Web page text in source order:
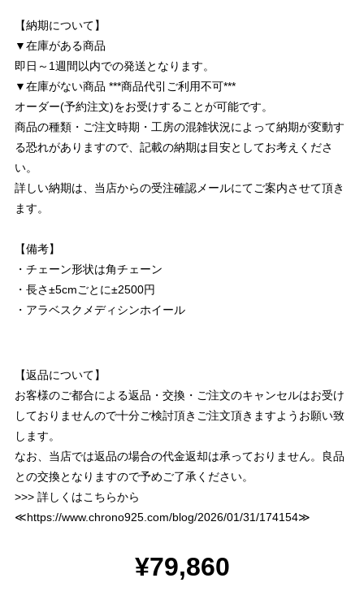
【納期について】
▼在庫がある商品
即日～1週間以内での発送となります。
▼在庫がない商品 ***商品代引ご利用不可***
オーダー(予約注文)をお受けすることが可能です。
商品の種類・ご注文時期・工房の混雑状況によって納期が変動す
る恐れがありますので、記載の納期は目安としてお考えくださ
い。
詳しい納期は、当店からの受注確認メールにてご案内させて頂き
ます。
【備考】
・チェーン形状は角チェーン
・長さ±5cmごとに±2500円
・アラベスクメディシンホイール
【返品について】
お客様のご都合による返品・交換・ご注文のキャンセルはお受け
しておりませんので十分ご検討頂きご注文頂きますようお願い致
します。
なお、当店では返品の場合の代金返却は承っておりません。良品
との交換となりますので予めご了承ください。
>>> 詳しくはこちらから
≪https://www.chrono925.com/blog/2026/01/31/174154≫
¥79,860